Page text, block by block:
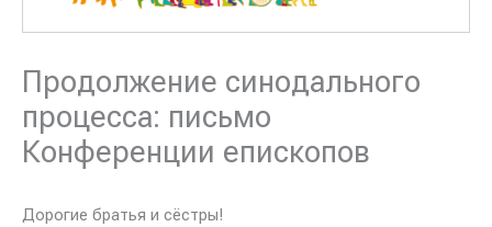
Продолжение синодального
процесса: письмо
Конференции епископов
Дорогие братья и сёстры!